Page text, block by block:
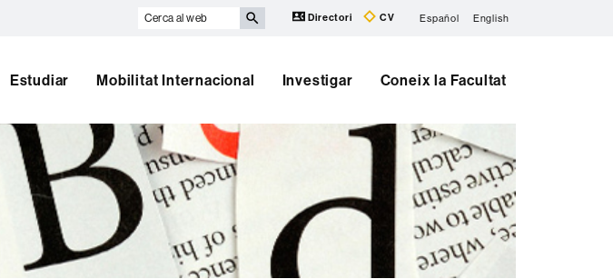
Cerca
Directori CV Español English
Estudiar Mobilitat Internacional Investigar Coneix la Facultat